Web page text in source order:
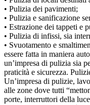
• Pulizia dei pavimenti;
• Pulizia e sanificazione
• Estrazione dei tappeti e
• Pulizia di infissi, sia
• Svuotamento e
essere fatta in maniera
un’impresa di pulizia sia
praticità e sicurezza.
Un’impresa di pulizie,
alle zone dove tutti
porte, interruttori della